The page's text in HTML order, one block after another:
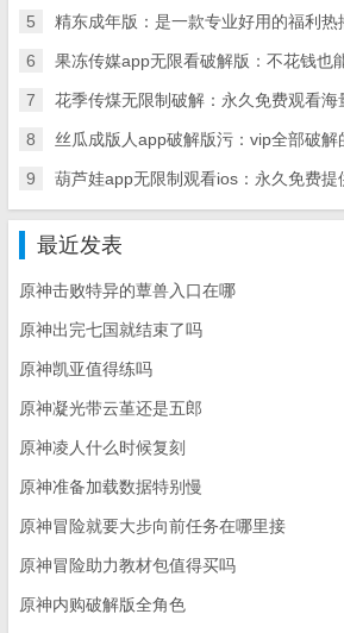
5 精东成年版：是一款专业好用的福利热
6 果冻传媒app无限看破解版：不花钱也
7 花季传煤无限制破解：永久免费观看海
8 丝瓜成版人app破解版污：vip全部破解
9 葫芦娃app无限制观看ios：永久免费提
最近发表
原神击败特异的蕈兽入口在哪
原神出完七国就结束了吗
原神凯亚值得练吗
原神凝光带云堇还是五郎
原神凌人什么时候复刻
原神准备加载数据特别慢
原神冒险就要大步向前任务在哪里接
原神冒险助力教材包值得买吗
原神内购破解版全角色